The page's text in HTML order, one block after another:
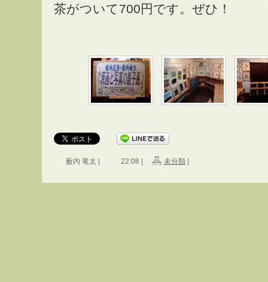
茶がついて700円です。ぜひ！
薮内 竜太 | 22:08 | 未分類